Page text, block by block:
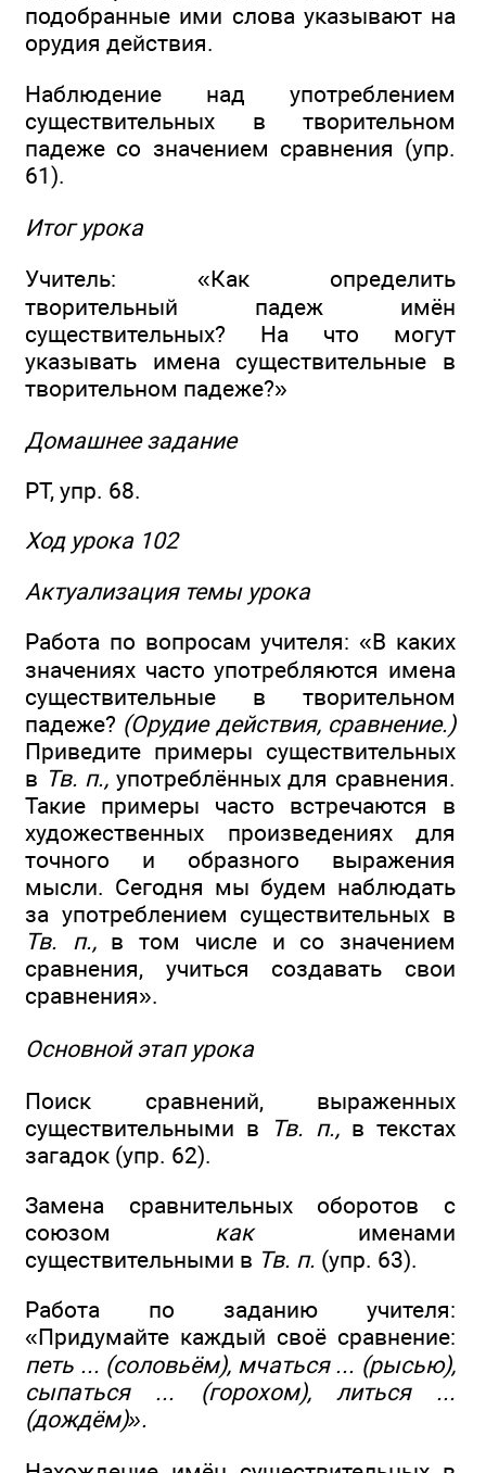
подобранные ими слова указывают на
орудия действия.
Наблюдение над употреблением
существительных в творительном
падеже со значением сравнения (упр.
61).
Итог урока
Учитель: «Как определить
творительный падеж имён
существительных? На что могут
указывать имена существительные в
творительном падеже?»
Домашнее задание
РТ, упр. 68.
Ход урока 102
Актуализация темы урока
Работа по вопросам учителя: «В каких
значениях часто употребляются имена
существительные в творительном
падеже? (Орудие действия, сравнение.)
Приведите примеры существительных
в Тв. п., употреблённых для сравнения.
Такие примеры часто встречаются в
художественных произведениях для
точного и образного выражения
мысли. Сегодня мы будем наблюдать
за употреблением существительных в
Тв. п.,в том числе и со значением
сравнения, учиться создавать свои
сравнения».
Основной этап урока
Поиск сравнений, выраженных
существительными в
Тв. п., в текстах
загадок (упр. 62).
Замена сравнительных оборотов с
союзом какименами
существительными в Тв. п. (упр. 63).
Работа по заданию учителя:
«Придумайте каждый своё сравнение:
петь ... (соловьём), мчаться ... (рысью),
сыпаться ... (горохом), литься ...
(дождём)».